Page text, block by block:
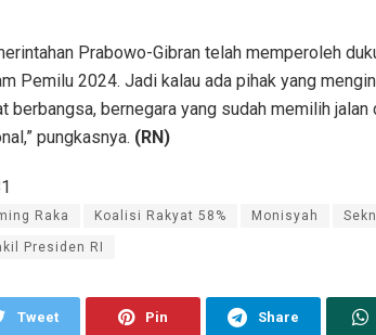
Prabowo-Gibran telah memperoleh
Pemilu 2024. Jadi kalau ada pihak yang
berbangsa, bernegara yang sudah memilih
pungkasnya. (RN)
Raka Koalisi Rakyat 58% Monisyah
Presiden RI
Tweet Pin Share